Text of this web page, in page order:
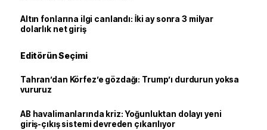
Altın fonlarına ilgi canlandı: İki ay sonra 3 milyar
dolarlık net giriş
Editörün Seçimi
Tahran’dan Körfez’e gözdağı: Trump’ı durdurun yoksa
vururuz
AB havalimanlarında kriz: Yoğunluktan dolayı yeni
giriş-çıkış sistemi devreden çıkarılıyor